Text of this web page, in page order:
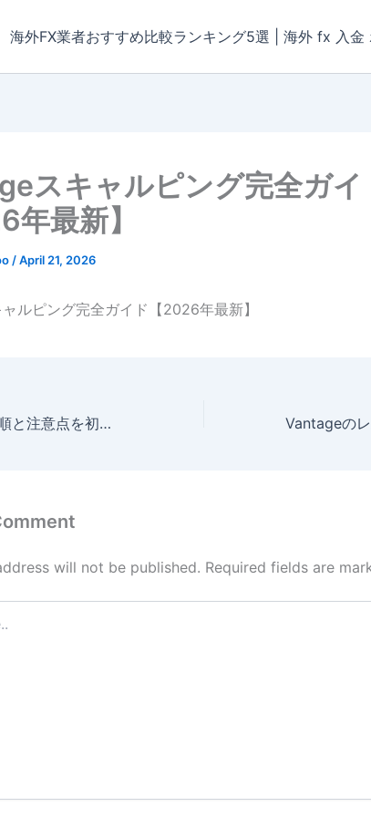
海外FX業者おすすめ比較ランキング5選 | 海外 fx 入
スキャルピング完全ガイ
年最新】
/April 21, 2026
ルピング完全ガイド【2026年最新】
Vantage入金の手順と注意点を初心者向けに完全解説
will not be published. Required fields are